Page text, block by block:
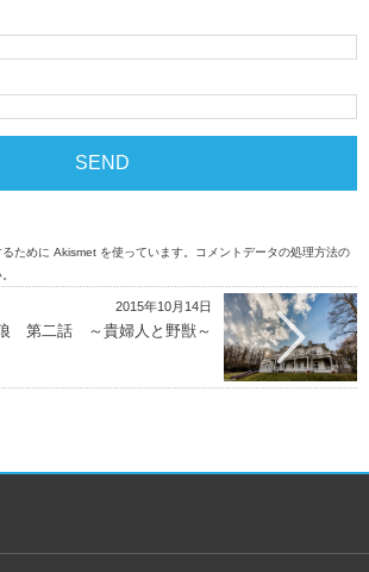
ために Akismet を使っています。 コメントデータの処理方法の
2015年10月14日
第二話 ～貴婦人と野獣～